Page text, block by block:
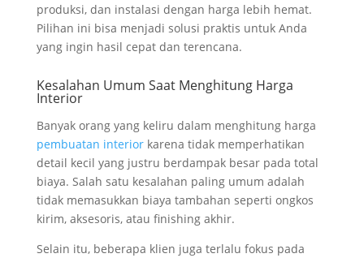
produksi, dan instalasi dengan harga lebih hemat.
Pilihan ini bisa menjadi solusi praktis untuk Anda
yang ingin hasil cepat dan terencana.
Kesalahan Umum Saat Menghitung Harga
Interior
Banyak orang yang keliru dalam menghitung harga
pembuatan interiorkarena tidak memperhatikan
detail kecil yang justru berdampak besar pada total
biaya. Salah satu kesalahan paling umum adalah
tidak memasukkan biaya tambahan seperti ongkos
kirim, aksesoris, atau finishing akhir.
Selain itu, beberapa klien juga terlalu fokus pada